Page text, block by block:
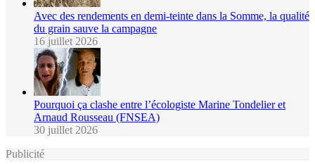
Avec des rendements en demi-teinte dans la Somme, la qualité
du grain sauve la campagne
16 juillet 2026
Pourquoi ça clashe entre l’écologiste Marine Tondelier et
Arnaud Rousseau (FNSEA)
30 juillet 2026
Publicité